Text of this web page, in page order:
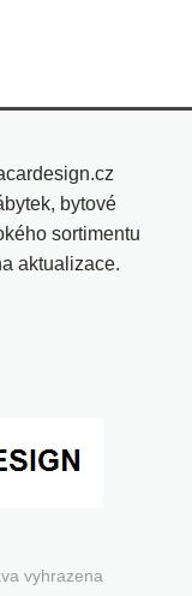
bytové
sortimentu
aktualizace.
vyhrazena